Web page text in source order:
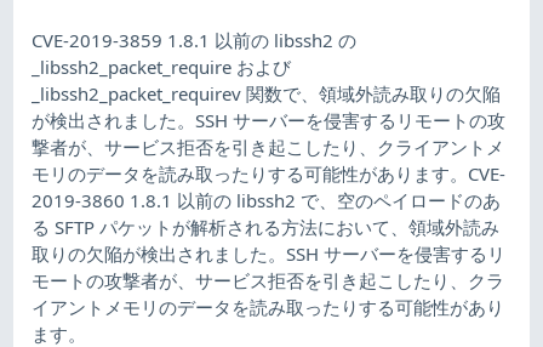
CVE-2019-3859 1.8.1 以前の libssh2 の
_libssh2_packet_require および
_libssh2_packet_requirev 関数で、領域外読み取りの欠陥
が検出されました。SSH サーバーを侵害するリモートの攻
撃者が、サービス拒否を引き起こしたり、クライアントメ
モリのデータを読み取ったりする可能性があります。CVE-
2019-3860 1.8.1 以前の libssh2 で、空のペイロードのあ
る SFTP パケットが解析される方法において、領域外読み
取りの欠陥が検出されました。SSH サーバーを侵害するリ
モートの攻撃者が、サービス拒否を引き起こしたり、クラ
イアントメモリのデータを読み取ったりする可能性があり
ます。